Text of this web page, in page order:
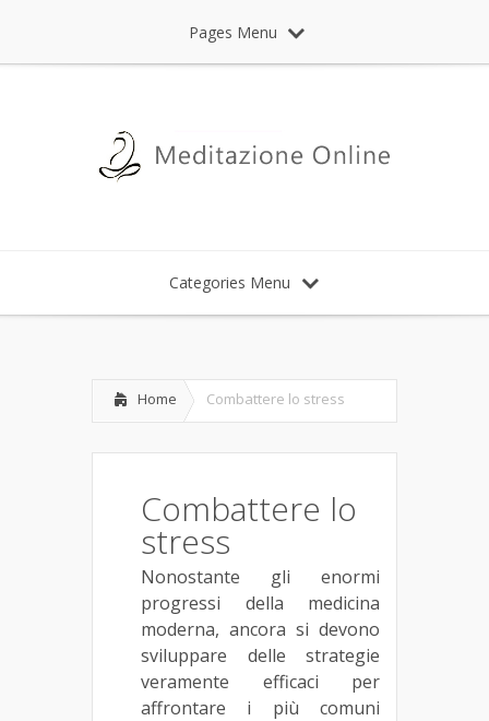
Pages Menu
Categories Menu
Home Combattere lo stress
Combattere lo
stress
Nonostante gli enormi
progressi della medicina
moderna, ancora si devono
sviluppare delle strategie
veramente efficaci per
affrontare i più comuni